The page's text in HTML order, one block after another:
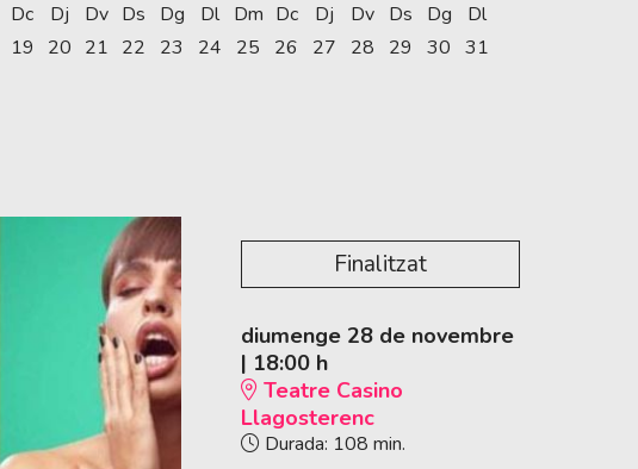
Dc
19
Dj
20
Dv
21
Ds
22
Dg
23
Dl
24
Dm
25
Dc
26
Dj
27
Dv
28
Ds
29
Dg
30
Dl
31
Finalitzat
diumenge 28 de novembre
| 18:00 h
Teatre Casino
Llagosterenc
Durada: 108 min.